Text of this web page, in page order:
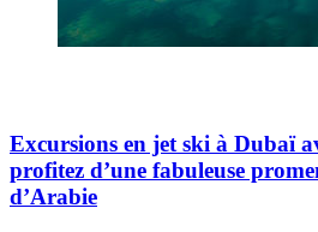
Excursions en jet ski à Dubaï
profitez d’une fabuleuse
d’Arabie